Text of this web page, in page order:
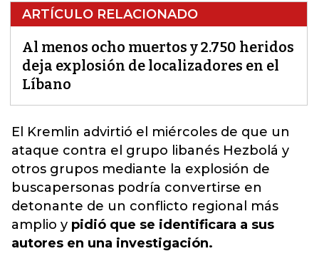
ARTÍCULO RELACIONADO
Al menos ocho muertos y 2.750 heridos
deja explosión de localizadores en el
Líbano
El Kremlin advirtió el miércoles de que un
ataque contra el grupo libanés Hezbolá y
otros grupos mediante la explosión de
buscapersonas podría convertirse en
detonante de un conflicto regional más
amplio y pidió que se identificara a sus
autores en una investigación.